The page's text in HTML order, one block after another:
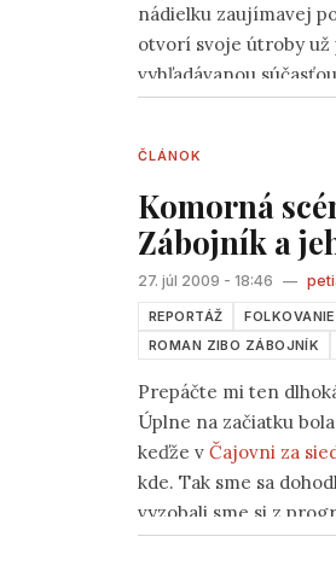
nádielku zaujímavej
otvorí svoje útroby už
vyhľadávanou
účinkovanie pred
ČLÁNOK
Komorná
Zábojník a
27. júl 2009 - 18:46 —
REPORTÁŽ
ROMAN ZIBO ZÁBOJNÍK
Prepáčte mi ten
Úplne na začiatku
keďže v Čajovni za
kde. Tak sme sa
vyzobali sme si z
hodili. Menovite: Had